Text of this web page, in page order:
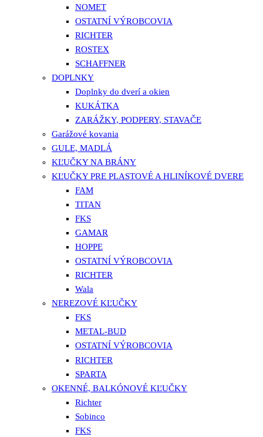
NOMET
OSTATNÍ VÝROBCOVIA
RICHTER
ROSTEX
SCHAFFNER
DOPLNKY
Doplnky do dverí a okien
KUKÁTKA
ZARÁŽKY, PODPERY, STAVAČE
Garážové kovania
GULE, MADLÁ
KĽUČKY NA BRÁNY
KĽUČKY PRE PLASTOVÉ A HLINÍKOVÉ DVERE
FAM
TITAN
FKS
GAMAR
HOPPE
OSTATNÍ VÝROBCOVIA
RICHTER
Wala
NEREZOVÉ KĽUČKY
FKS
METAL-BUD
OSTATNÍ VÝROBCOVIA
RICHTER
SPARTA
OKENNÉ, BALKÓNOVÉ KĽUČKY
Richter
Sobinco
FKS